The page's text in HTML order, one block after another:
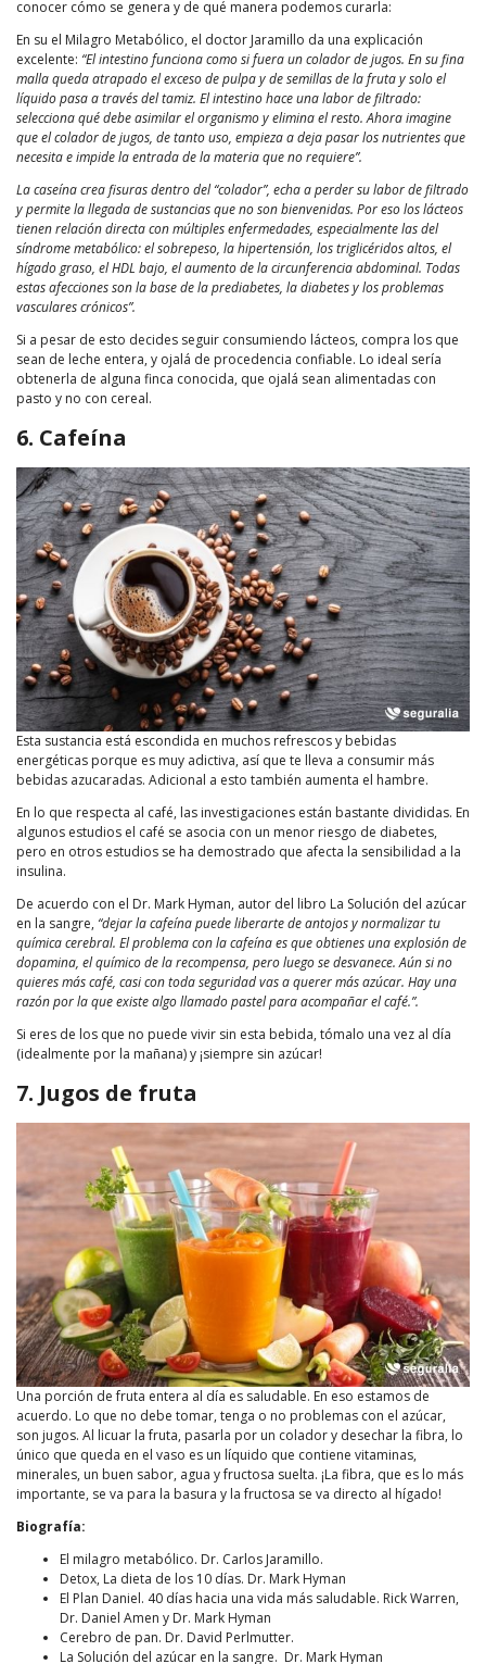
conocer cómo se genera y de qué manera podemos curarla:
En su el Milagro Metabólico, el doctor Jaramillo da una explicación
excelente: “El intestino funciona como si fuera un colador de jugos. En su fina
malla queda atrapado el exceso de pulpa y de semillas de la fruta y solo el
líquido pasa a través del tamiz. El intestino hace una labor de filtrado:
selecciona qué debe asimilar el organismo y elimina el resto. Ahora imagine
que el colador de jugos, de tanto uso, empieza a deja pasar los nutrientes que
necesita e impide la entrada de la materia que no requiere”.
La caseína crea fisuras dentro del “colador”, echa a perder su labor de filtrado
y permite la llegada de sustancias que no son bienvenidas. Por eso los lácteos
tienen relación directa con múltiples enfermedades, especialmentelas del
síndrome metabólico: el sobrepeso, la hipertensión, los triglicéridos altos, el
hígado graso, el HDL bajo, el aumento de la circunferencia abdominal. Todas
estas afecciones son la base de la prediabetes, la diabetes y los problemas
vasculares crónicos”.
Si a pesar de esto decides seguir consumiendo lácteos, compra los que
sean de leche entera, y ojalá de procedencia confiable. Lo ideal sería
obtenerla de alguna finca conocida, que ojalá sean alimentadas con
pasto y no con cereal.
6. Cafeína
Esta sustancia está escondida en muchos refrescos y bebidas
energéticas porque es muy adictiva, así que te lleva a consumir más
bebidas azucaradas. Adicional a esto también aumenta el hambre.
En lo que respecta al café, las investigaciones están bastante divididas. En
algunos estudios el café se asocia con un menor riesgo de diabetes,
pero en otros estudios se ha demostrado que afecta la sensibilidad a la
insulina.
De acuerdo con el Dr. Mark Hyman, autor del libro La Solución del azúcar
en la sangre, “dejar la cafeína puede liberarte de antojos y normalizar tu
química cerebral. El problema con la cafeína es que obtienes una explosión de
dopamina, el químico de la recompensa, pero luego se desvanece. Aún si no
quieres más café, casi con toda seguridad vas a querer más azúcar. Hay una
razón por la que existe algo llamado pastel para acompañar el café.”.
Si eres de los que no puede vivir sin esta bebida, tómalo una vez al día
(idealmente por la mañana) y ¡siempre sin azúcar!
7. Jugos de fruta
Una porción de fruta entera al día es saludable. En eso estamos de
acuerdo. Lo que no debe tomar, tenga o no problemas con el azúcar,
son jugos. Al licuar la fruta, pasarla por un colador y desechar la fibra, lo
único que queda en el vaso es un líquido que contiene vitaminas,
minerales, un buen sabor, agua y fructosa suelta. ¡La fibra, que es lo más
importante, se va para la basura y la fructosa se va directo al hígado!
Biografía:
El milagro metabólico. Dr. Carlos Jaramillo.
Detox, La dieta de los 10 días. Dr. Mark Hyman
El Plan Daniel. 40 días hacia una vida más saludable. Rick Warren,
Dr. Daniel Amen y Dr. Mark Hyman
Cerebro de pan. Dr. David Perlmutter.
La Solución del azúcar en la sangre. Dr. Mark Hyman